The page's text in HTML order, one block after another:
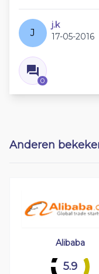
J
j.k
17-05-2016
0
Anderen
Alibaba
5.9